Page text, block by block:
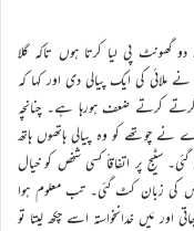
پی لیا کرتا ہوں تاکہ گلا
کی ایک پیالی دی اور کہا کہ
کرتے ضعف ہورہا ہے۔ چنانچہ
کو وہ پیالی ہاتھوں ہاتھ
سٹیج پر اتفاقاً کسی شخص کو خیال
کی زبان کٹ گئی۔ تب معلوم ہوا
مَیں خدانخواستہ اسے چکھ لیتا تو